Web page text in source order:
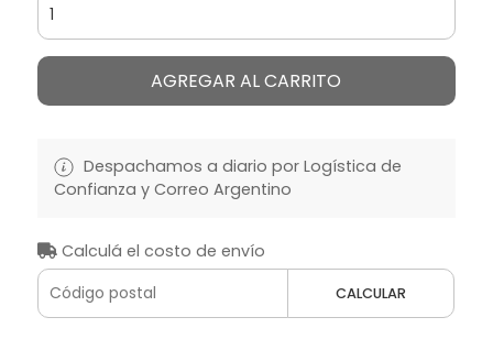
AGREGAR AL CARRITO
Despachamos a diario por Logística de
Confianza y Correo Argentino
Calculá el costo de envío
CALCULAR